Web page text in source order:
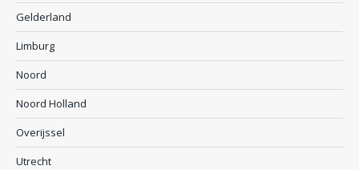
Gelderland
Limburg
Noord
Noord Holland
Overijssel
Utrecht